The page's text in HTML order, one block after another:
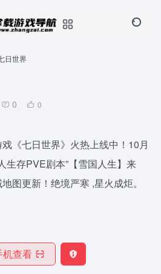
日世界
0 0
《七日世界》火热上线中！10月
生存PVE剧本”【雪国人生】来
图更新！绝境严寒 ,星火成炬。
机查看